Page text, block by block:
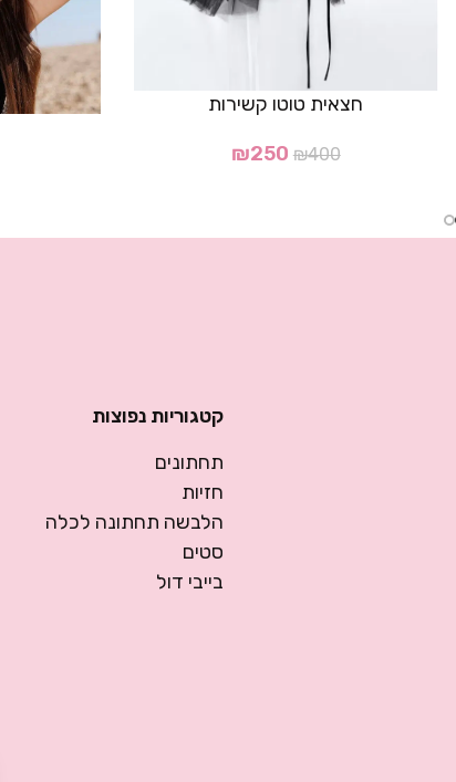
חצאית טוטו קשירות
₪400
₪250
קטגוריות נפוצות
תחתונים
חזיות
הלבשה תחתונה לכלה
סטים
בייבי דול